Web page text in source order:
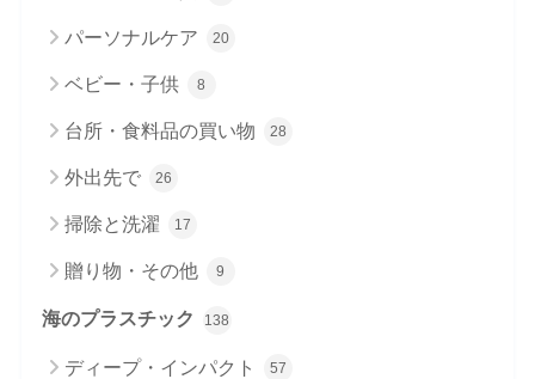
パーソナルケア 20
ベビー・子供 8
台所・食料品の買い物 28
外出先で 26
掃除と洗濯 17
贈り物・その他 9
海のプラスチック 138
ディープ・インパクト 57